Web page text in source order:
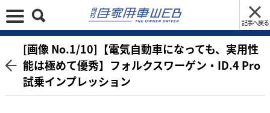
記事へ戻る
[画像 No.1/10]【電気自動車になっても、実用性
能は極めて優秀】フォルクスワーゲン・ID.4 Pro
試乗インプレッション